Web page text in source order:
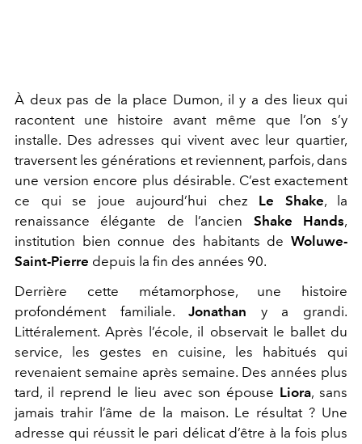
À deux pas de la place Dumon, il y a des lieux qui
racontent une histoire avant même que l’on s’y
installe. Des adresses qui vivent avec leur quartier,
traversent les générations et reviennent, parfois, dans
une version encore plus désirable. C’est exactement
ce qui se joue aujourd’hui chez Le Shake, la
renaissance élégante de l’ancien Shake Hands,
institution bien connue des habitants de Woluwe-
Saint-Pierre depuis la fin des années 90.
Derrière cette métamorphose, une histoire
profondément familiale.Jonathan y a grandi.
Littéralement. Après l’école, il observait le ballet du
service, les gestes en cuisine, les habitués qui
revenaient semaine après semaine. Des années plus
tard, il reprend le lieu avec son épouse Liora, sans
jamais trahir l’âme de la maison. Le résultat ? Une
adresse qui réussit le pari délicat d’être à la fois plus